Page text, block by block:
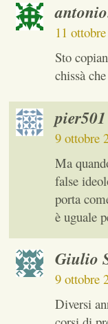
11
Sto
chissà
pier501
9 ottobre
Ma
false
porta
è uguale
Giulio
9 ottobre
Diversi